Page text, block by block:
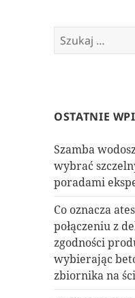
Szukaj:
OSTATNIE
Szamba
wybrać
poradami
Co oznacza
połączeniu z
zgodności
wybierając
zbiornika na